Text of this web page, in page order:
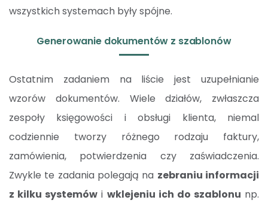
wszystkich systemach były spójne.
Generowanie dokumentów z szablonów
Ostatnim zadaniem na liście jest uzupełnianie
wzorów dokumentów. Wiele działów, zwłaszcza
zespoły księgowości i obsługi klienta, niemal
codziennie tworzy różnego rodzaju faktury,
zamówienia, potwierdzenia czy zaświadczenia.
Zwykle te zadania polegają na zebraniu informacji
z kilku systemów i wklejeniu ich do szablonu np.